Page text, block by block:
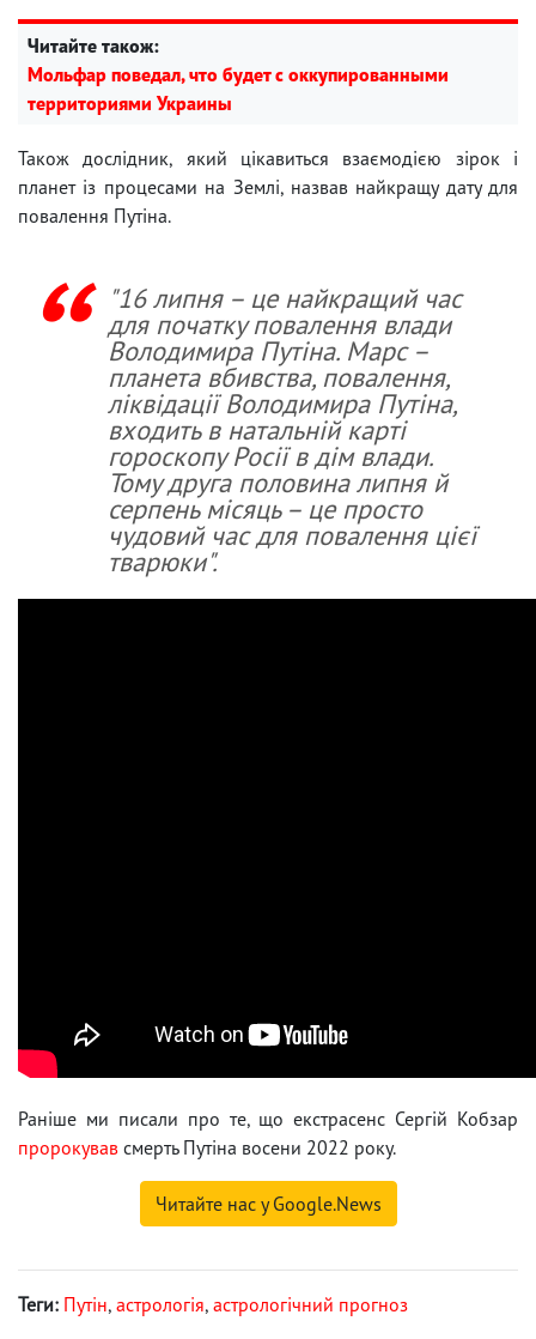
Читайте також:
Мольфар поведал, что будет с оккупированными
территориями Украины
Також дослідник, який цікавиться взаємодією зірок і
планет із процесами на Землі, назвав найкращу дату для
повалення Путіна.
"16 липня – це найкращий час
для початку повалення влади
Володимира Путіна. Марс –
планета вбивства, повалення,
ліквідації Володимира Путіна,
входить в натальній карті
гороскопу Росії в дім влади.
Тому друга половина липня й
серпень місяць – це просто
чудовий час для повалення цієї
тварюки".
Раніше ми писали про те, що екстрасенс Сергій Кобзар
пророкував смерть Путіна восени 2022 року.
Читайте нас у Google.News
Теги: Путін, астрологія, астрологічний прогноз